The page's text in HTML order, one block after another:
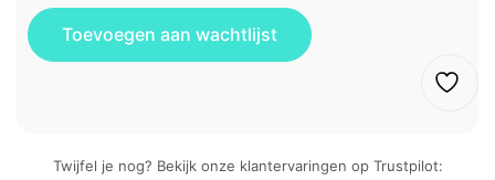
Twijfel je nog? Bekijk onze klantervaringen op Trustpilot: